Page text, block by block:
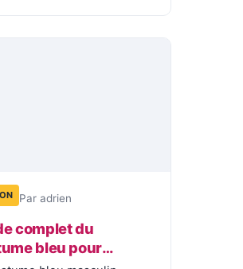
Par adrien
complet du
bleu pour